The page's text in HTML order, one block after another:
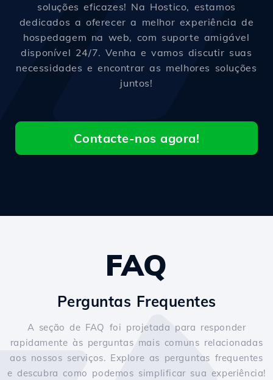
soluções eficazes! Na Hostico, estamos
dedicados a oferecer a melhor experiência de
hospedagem na web, com suporte amigável
disponível 24/7. Venha e vamos discutir suas
necessidades e encontrar as melhores soluções
juntos!
Contacte-nos agora!
FAQ
Perguntas Frequentes
A seção de FAQ foi projetada para responder
rapidamente às perguntas mais comuns relacionadas
aos nossos serviços. Explore as perguntas frequentes
e descubra como podemos simplificar sua experiência!